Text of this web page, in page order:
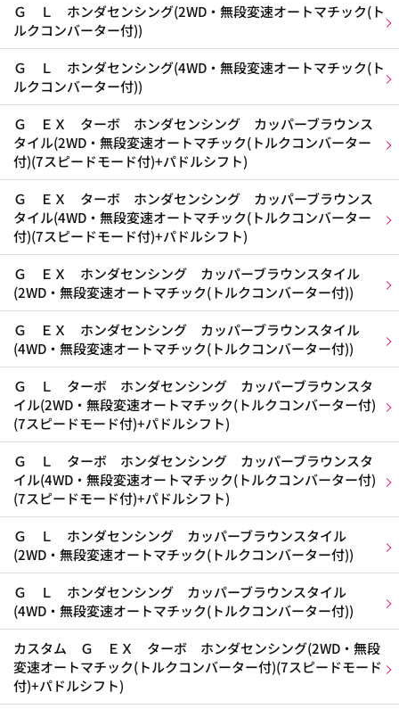
Ｇ Ｌ ホンダセンシング(2WD・無段変速オートマチック(ト
ルクコンバーター付))
Ｇ Ｌ ホンダセンシング(4WD・無段変速オートマチック(ト
ルクコンバーター付))
Ｇ ＥＸ ターボ ホンダセンシング カッパーブラウンス
タイル(2WD・無段変速オートマチック(トルクコンバーター
付)(7スピードモード付)+パドルシフト)
Ｇ ＥＸ ターボ ホンダセンシング カッパーブラウンス
タイル(4WD・無段変速オートマチック(トルクコンバーター
付)(7スピードモード付)+パドルシフト)
Ｇ ＥＸ ホンダセンシング カッパーブラウンスタイル
(2WD・無段変速オートマチック(トルクコンバーター付))
Ｇ ＥＸ ホンダセンシング カッパーブラウンスタイル
(4WD・無段変速オートマチック(トルクコンバーター付))
Ｇ Ｌ ターボ ホンダセンシング カッパーブラウンスタ
イル(2WD・無段変速オートマチック(トルクコンバーター付)
(7スピードモード付)+パドルシフト)
Ｇ Ｌ ターボ ホンダセンシング カッパーブラウンスタ
イル(4WD・無段変速オートマチック(トルクコンバーター付)
(7スピードモード付)+パドルシフト)
Ｇ Ｌ ホンダセンシング カッパーブラウンスタイル
(2WD・無段変速オートマチック(トルクコンバーター付))
Ｇ Ｌ ホンダセンシング カッパーブラウンスタイル
(4WD・無段変速オートマチック(トルクコンバーター付))
カスタム Ｇ ＥＸ ターボ ホンダセンシング(2WD・無段
変速オートマチック(トルクコンバーター付)(7スピードモード
付)+パドルシフト)